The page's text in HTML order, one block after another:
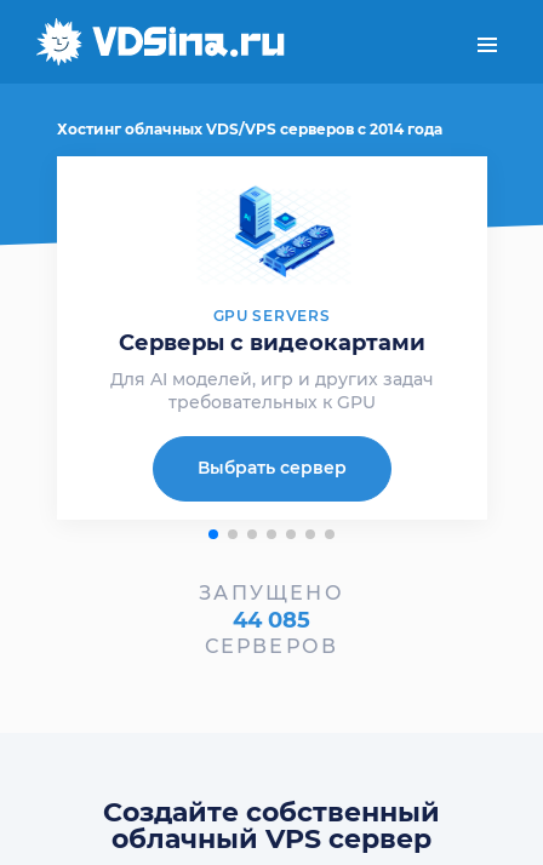
Хостинг облачных VDS/VPS серверов с 2014 года
GPU SERVERS
Серверы с видеокартами
Для AI моделей,игр и других задач
требовательных к GPU
Выбрать сервер
ЗАПУЩЕНО
44 085
СЕРВЕРОВ
Создайте собственный
облачный VPS сервер